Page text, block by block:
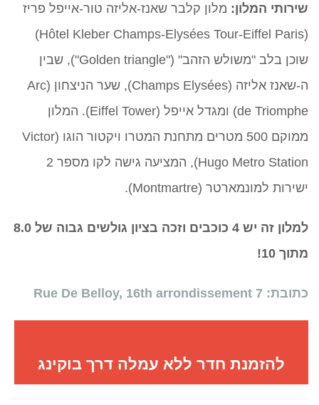
שירותי המלון: מלון קלבר שאנז-אליזה טור-אייפל פריז
(Hôtel Kleber Champs-Elysées Tour-Eiffel Paris)
שוכן בלב "משולש הזהב" ("Golden triangle"), שבין
ה-שאנז אליזה (Champs Elysées), שער הניצחון (Arc
de Triomphe) ומגדל אייפל (Eiffel Tower). המלון
ממוקם 500 מטרים מתחנת המטרו ויקטור הוגו (Victor
Hugo Metro Station), המציעה גישה לקו מספר 2
ישירות למונמארטר (Montmartre).
למלון זה יש 4 כוכבים וזכה בציון גולשים גבוה של 8.0
מתוך 10!
כתובת: 7 Rue De Belloy, 16th arrondissement
להזמנת חדר ללא עמלה דרך בוקינג